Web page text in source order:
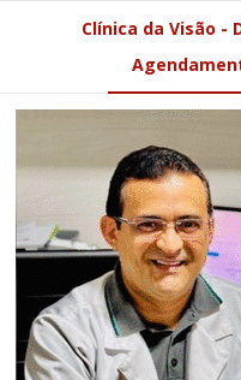
Clínica da Visão -